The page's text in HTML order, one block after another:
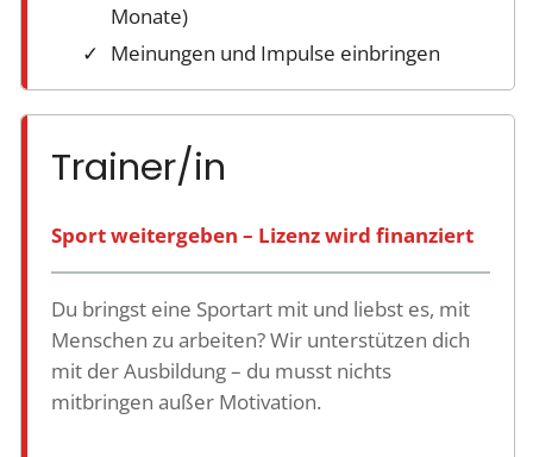
Monate)
Meinungen und Impulse einbringen
Trainer/in
Sport weitergeben – Lizenz wird finanziert
Du bringst eine Sportart mit und liebst es, mit
Menschen zu arbeiten? Wir unterstützen dich
mit der Ausbildung – du musst nichts
mitbringen außer Motivation.